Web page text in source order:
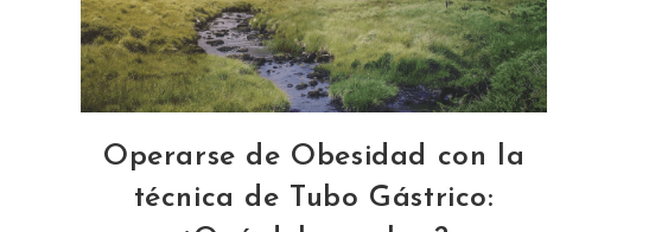
Operarse de Obesidad con la
técnica de Tubo Gástrico: